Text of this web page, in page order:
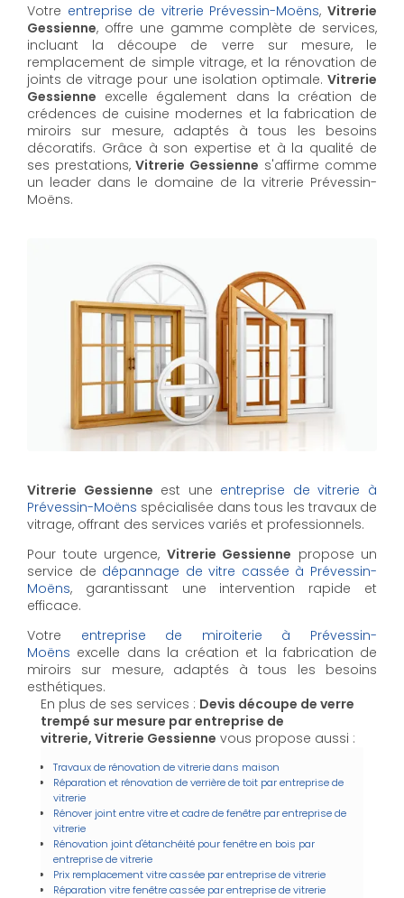
Votre entreprise de vitrerie Prévessin-Moëns,Vitrerie
Gessienne, offre une gamme complète de services,
incluant la découpe de verre sur mesure, le
remplacement de simple vitrage, et la rénovation de
joints de vitrage pour une isolation optimale. Vitrerie
Gessienne excelle également dans la création de
crédences de cuisine modernes et la fabrication de
miroirs sur mesure, adaptés à tous les besoins
décoratifs. Grâce à son expertise et à la qualité de
ses prestations, Vitrerie Gessienne s'affirme comme
un leader dans le domaine de la vitrerie Prévessin-
Moëns.
Vitrerie Gessienne est une entreprise de vitrerie à
Prévessin-Moëns spécialisée dans tous les travaux de
vitrage, offrant des services variés et professionnels.
Pour toute urgence, Vitrerie Gessienne propose un
service de dépannage de vitre cassée à Prévessin-
Moëns, garantissant une intervention rapide et
efficace.
Votre entreprise de miroiterie à Prévessin-
Moëns excelle dans la création et la fabrication de
miroirs sur mesure, adaptés à tous les besoins
esthétiques.
En plus de ses services : Devis découpe de verre
trempé sur mesure par entreprise de
vitrerie, Vitrerie Gessienne vous propose aussi :
Travaux de rénovation de vitrerie dans maison
Réparation et rénovation de verrière de toit par entreprise de
vitrerie
Rénover joint entre vitre et cadre de fenêtre par entreprise de
vitrerie
Rénovation joint d'étanchéité pour fenêtre en bois par
entreprise de vitrerie
Prix remplacement vitre cassée par entreprise de vitrerie
Réparation vitre fenêtre cassée par entreprise de vitrerie